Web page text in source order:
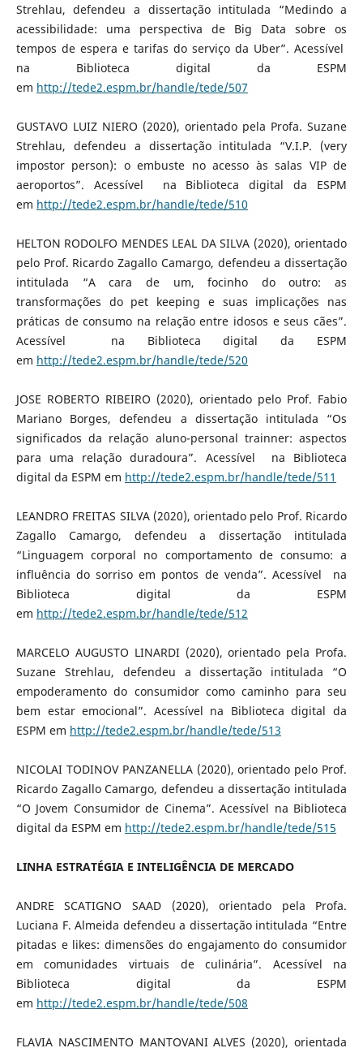
Strehlau, defendeu a dissertação intitulada “Medindo a
acessibilidade: uma perspectiva de Big Data sobre os
tempos de espera e tarifas do serviço da Uber”. Acessível
na Biblioteca digital da ESPM
em http://tede2.espm.br/handle/tede/507
GUSTAVO LUIZ NIERO (2020), orientado pela Profa. Suzane
Strehlau, defendeu a dissertação intitulada “V.I.P. (very
impostor person): o embuste no acesso às salas VIP de
aeroportos”. Acessível na Biblioteca digital da ESPM
em http://tede2.espm.br/handle/tede/510
HELTON RODOLFO MENDES LEAL DA SILVA (2020), orientado
pelo Prof. Ricardo Zagallo Camargo, defendeu a dissertação
intitulada “A cara de um, focinho do outro: as
transformações do pet keeping e suas implicações nas
práticas de consumo na relação entre idosos e seus cães”.
Acessível na Biblioteca digital da ESPM
em http://tede2.espm.br/handle/tede/520
JOSE ROBERTO RIBEIRO (2020), orientado pelo Prof. Fabio
Mariano Borges, defendeu a dissertação intitulada “Os
significados da relação aluno-personal trainner: aspectos
para uma relação duradoura”. Acessível na Biblioteca
digital da ESPM em http://tede2.espm.br/handle/tede/511
LEANDRO FREITAS SILVA (2020), orientado pelo Prof. Ricardo
Zagallo Camargo, defendeu a dissertação intitulada
“Linguagem corporal no comportamento de consumo: a
influência do sorriso em pontos de venda”. Acessível na
Biblioteca digital da ESPM
em http://tede2.espm.br/handle/tede/512
MARCELO AUGUSTO LINARDI (2020), orientado pela Profa.
Suzane Strehlau, defendeu a dissertação intitulada “O
empoderamento do consumidor como caminho para seu
bem estar emocional”. Acessível na Biblioteca digital da
ESPM em http://tede2.espm.br/handle/tede/513
NICOLAI TODINOV PANZANELLA (2020), orientado pelo Prof.
Ricardo Zagallo Camargo, defendeu a dissertação intitulada
“O Jovem Consumidor de Cinema”. Acessível na Biblioteca
digital da ESPM em http://tede2.espm.br/handle/tede/515
LINHA ESTRATÉGIA E INTELIGÊNCIA DE MERCADO
ANDRE SCATIGNO SAAD (2020), orientado pela Profa.
Luciana F. Almeida defendeu a dissertação intitulada “Entre
pitadas e likes: dimensões do engajamento do consumidor
em comunidades virtuais de culinária”. Acessível na
Biblioteca digital da ESPM
em http://tede2.espm.br/handle/tede/508
FLAVIA NASCIMENTO MANTOVANI ALVES (2020), orientada